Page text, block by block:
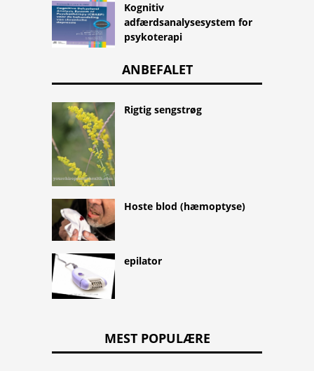
Kognitiv
adfærdsanalysesystem for
psykoterapi
ANBEFALET
Rigtig sengstrøg
Hoste blod (hæmoptyse)
epilator
MEST POPULÆRE